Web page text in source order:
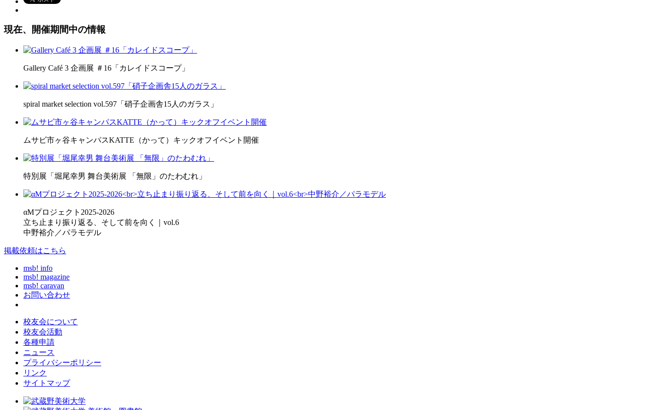
現在、開催期間中の情報
Gallery Café 3 企画展 ＃16「カレイドスコープ」
spiral market selection vol.597「硝子企画舎15人のガラス」
ムサビ市ヶ谷キャンパスKATTE（かって）キックオフイベント開催
特別展「堀尾幸男 舞台美術展 「無限」のたわむれ」
αMプロジェクト2025-2026
立ち止まり振り返る、そして前を向く｜vol.6
中野裕介／パラモデル
掲載依頼はこちら
msb! info
msb! magazine
msb! caravan
お問い合わせ
校友会について
校友会活動
各種申請
ニュース
プライバシーポリシー
リンク
サイトマップ